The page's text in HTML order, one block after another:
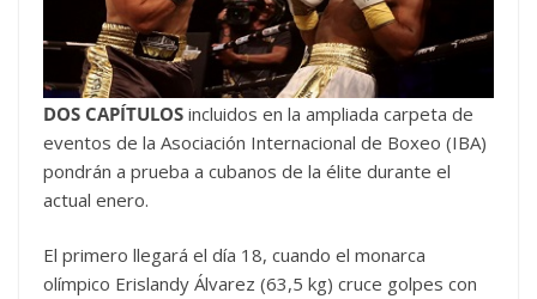
DOS CAPÍTULOS incluidos en la ampliada carpeta de
eventos de la Asociación Internacional de Boxeo (IBA)
pondrán a prueba a cubanos de la élite durante el
actual enero.
El primero llegará el día 18, cuando el monarca
olímpico Erislandy Álvarez (63,5 kg) cruce golpes con